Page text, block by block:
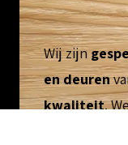
Wij zijn
en deuren
kwaliteit.